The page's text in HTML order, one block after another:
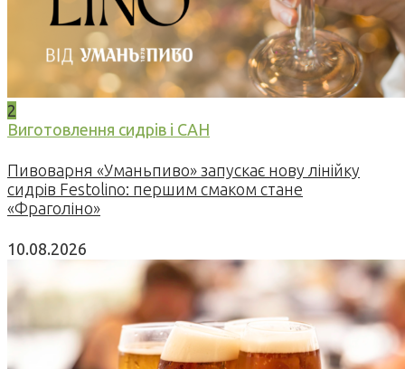
2
Виготовлення сидрів і САН
Пивоварня «Уманьпиво» запускає нову лінійку
сидрів Festolino: першим смаком стане
«Фраголіно»
10.08.2026